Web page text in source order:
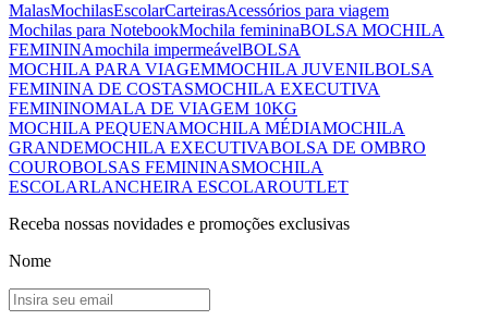
MalasMochilasEscolarCarteirasAcessórios para viagem
Mochilas para NotebookMochila femininaBOLSA MOCHILA
FEMININAmochila impermeávelBOLSA
MOCHILA PARA VIAGEMMOCHILA JUVENILBOLSA
FEMININA DE COSTASMOCHILA EXECUTIVA
FEMININOMALA DE VIAGEM 10KG
MOCHILA PEQUENAMOCHILA MÉDIAMOCHILA
GRANDEMOCHILA EXECUTIVABOLSA DE OMBRO
COUROBOLSAS FEMININASMOCHILA
ESCOLARLANCHEIRA ESCOLAROUTLET
Receba nossas novidades e promoções exclusivas
Nome